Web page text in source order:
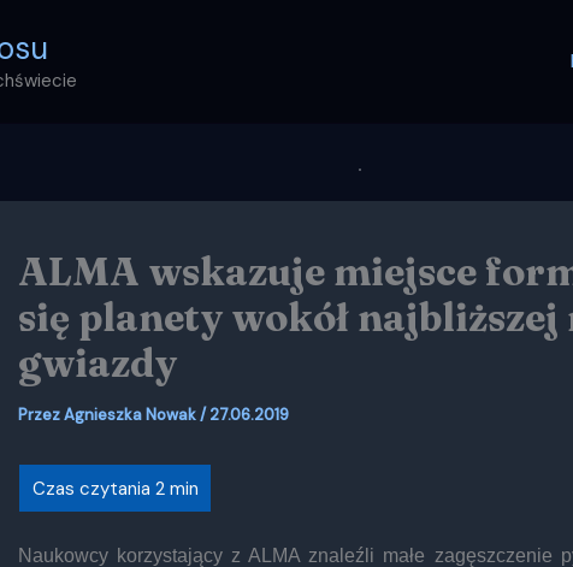
ALMA wskazuje miejsce
się planety wokół najbliższej
gwiazdy
PrzezAgnieszka Nowak/27.06.2019
Naukowcy korzystający z ALMA znaleźli małe zagęszczenie